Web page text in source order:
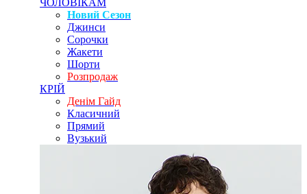
ЧОЛОВІКАМ
Новий Сезон
Джинси
Сорочки
Жакети
Шорти
Розпродаж
КРІЙ
Денім Гайд
Класичний
Прямий
Вузький